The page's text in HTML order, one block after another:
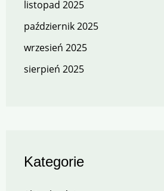
listopad 2025
październik 2025
wrzesień 2025
sierpień 2025
Kategorie